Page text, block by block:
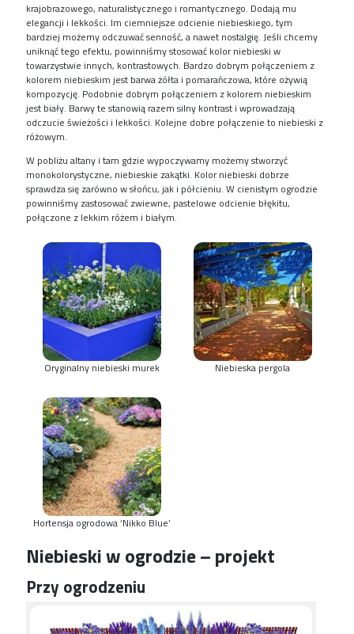
krajobrazowego, naturalistycznego i romantycznego. Dodają mu
elegancji i lekkości. Im ciemniejsze odcienie niebieskiego, tym
bardziej możemy odczuwać senność, a nawet nostalgię. Jeśli chcemy
uniknąć tego efektu, powinniśmy stosować kolor niebieski w
towarzystwie innych, kontrastowych. Bardzo dobrym połączeniem z
kolorem niebieskim jest barwa żółta i pomarańczowa, które ożywią
kompozycję. Podobnie dobrym połączeniem z kolorem niebieskim
jest biały. Barwy te stanowią razem silny kontrast i wprowadzają
odczucie świeżości i lekkości. Kolejne dobre połączenie to niebieski z
różowym.
W pobliżu altany i tam gdzie wypoczywamy możemy stworzyć
monokolorystyczne, niebieskie zakątki. Kolor niebieski dobrze
sprawdza się zarówno w słońcu, jak i półcieniu. W cienistym ogrodzie
powinniśmy zastosować zwiewne, pastelowe odcienie błękitu,
połączone z lekkim różem i białym.
Oryginalny niebieski murek Niebieska pergola
Hortensja ogrodowa ‘Nikko Blue’
Niebieski w ogrodzie – projekt
Przy ogrodzeniu